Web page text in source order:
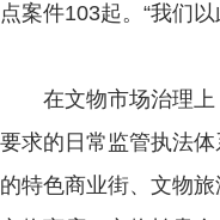
点案件103起。“我们
在文物市场治理上
要求的日常监管执法
的特色商业街、文物